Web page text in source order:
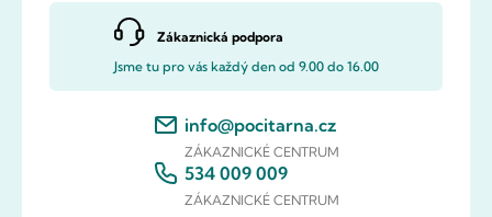
Zákaznická podpora
Jsme tu pro vás každý den od 9.00 do 16.00
info@pocitarna.cz
ZÁKAZNICKÉ CENTRUM
534 009 009
ZÁKAZNICKÉ CENTRUM